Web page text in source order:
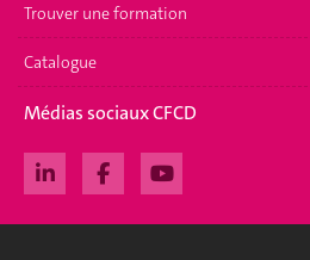
Trouver une formation
Catalogue
Médias sociaux CFCD